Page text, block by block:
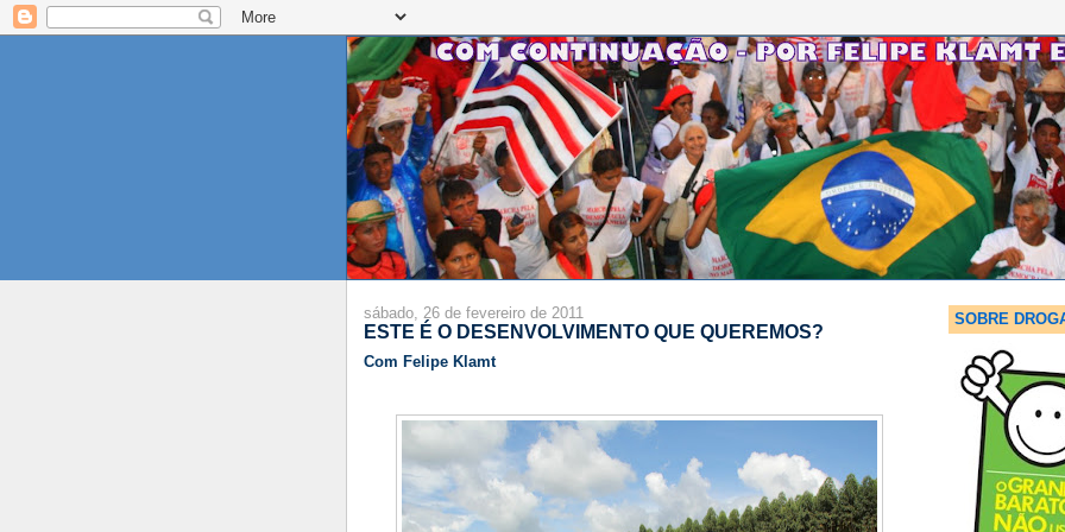
sábado, 26 de fevereiro de 2011
ESTE É O DESENVOLVIMENTO QUE QUEREMOS?
Com Felipe Klamt
SOBRE